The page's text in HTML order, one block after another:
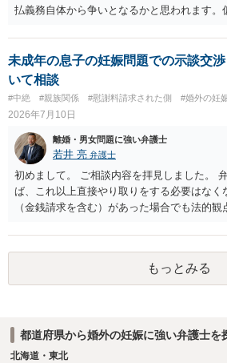
払義務自体から争いとなるかと思われます。
相手に弁護士がついているということであれ
かは別として一度ご自身も個別に弁護士に相
しょう。
未成年の息子の妊娠問題での示談交
いて相談
#中絶 #親族関係 #慰謝料請求された側 #婚外の妊
2026年7月10日
離婚・男女問題に強い弁護士
若井 亮 弁護士
初めまして。 ご相談内容を拝見しました。
ば、これ以上直接やり取りをする必要はなく
（金銭請求を含む）があった場合でも法的
いのであれば、基本的にはご自身で対応して
れ以上の要求を回避するためには、合意内容
す。 特に重要な点としては、合意事項以外
確認する条項（清算条項）をきちんと盛り込
もっとみる
都道府県から婚外の妊娠に強い弁護士を
北海道・東北